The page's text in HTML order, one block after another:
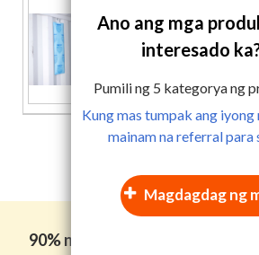
Ano ang mga
interesado
Pumili ng 5 kategorya ng
Kung mas tumpak ang iyong
mainam na referral para
Magdagdag ng
90% ng mga tao sa industriya